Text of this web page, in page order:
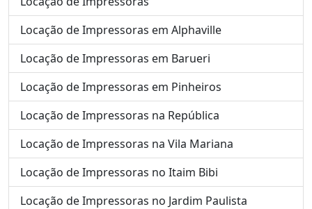
Locação de Impressoras em Alphaville
Locação de Impressoras em Barueri
Locação de Impressoras em Pinheiros
Locação de Impressoras na República
Locação de Impressoras na Vila Mariana
Locação de Impressoras no Itaim Bibi
Locação de Impressoras no Jardim Paulista